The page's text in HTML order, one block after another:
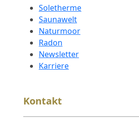
Soletherme
Saunawelt
Naturmoor
Radon
Newsletter
Karriere
Kontakt